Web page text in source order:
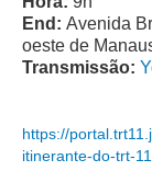
Comitê
Comitê
End: Avenida
oeste de
Transmissão:
https://
itinerante-do-trt-